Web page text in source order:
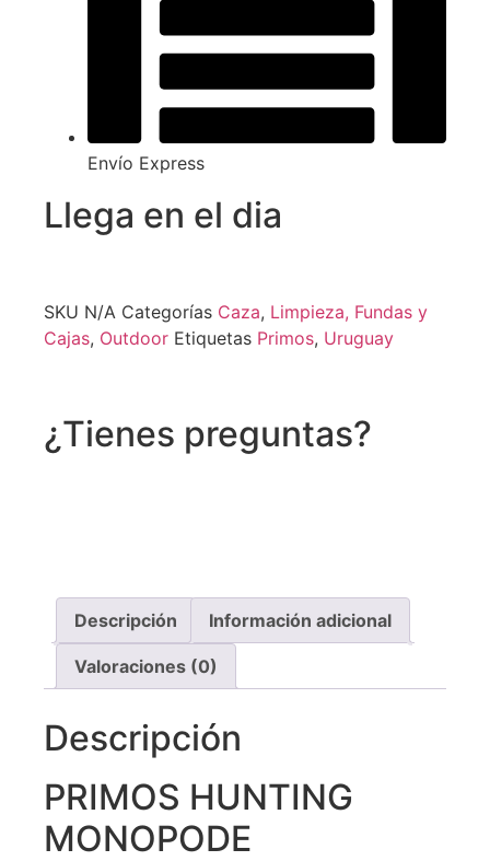
Envío Express
Llega en el dia
SKU N/A Categorías Caza, Limpieza, Fundas y
Cajas, Outdoor Etiquetas Primos, Uruguay
¿Tienes preguntas?
Descripción Información adicional
Valoraciones (0)
Descripción
PRIMOS HUNTING
MONOPODE